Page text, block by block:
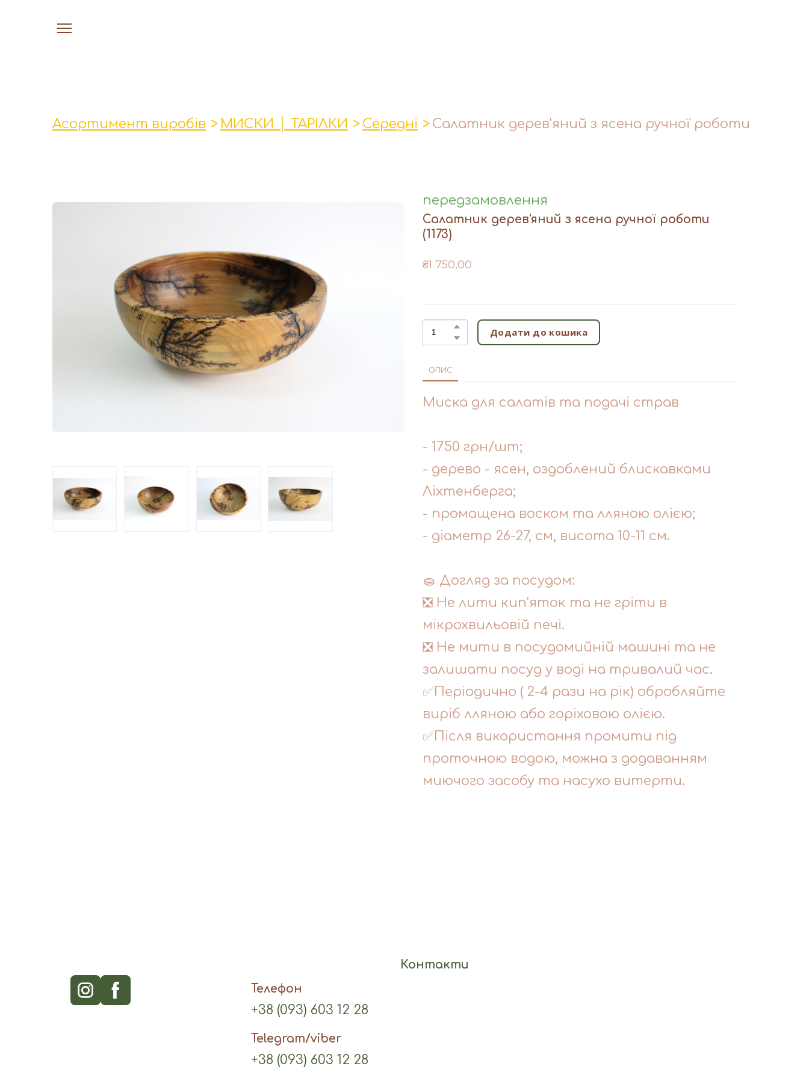
Асортимент виробів МИСКИ │ ТАРІЛКИ Середні Салатник дерев'яний з ясена ручної роботи
передзамовлення
Салатник дерев'яний з ясена ручної роботи
(1173)
₴1 750,00
Додати до кошика
ОПИС
Миска для салатів та подачі страв
- 1750 грн/шт;
- дерево - ясен, оздоблений блискавками
Ліхтенберга;
- промащена воском та лляною олією;
- діаметр 26-27, см, висота 10-11 см.
🧽 Догляд за посудом:
❎ Не лити кип'яток та не гріти в
мікрохвильовій печі.
❎ Не мити в посудомийній машині та не
залишати посуд у воді на тривалий час.
✅Періодично ( 2-4 рази на рік) обробляйте
виріб лляною або горіховою олією.
✅Після використання промити під
проточною водою, можна з додаванням
миючого засобу та насухо витерти.
Контакти
Телефон
+38 (093) 603 12 28
Telegram/viber
+38 (093) 603 12 28